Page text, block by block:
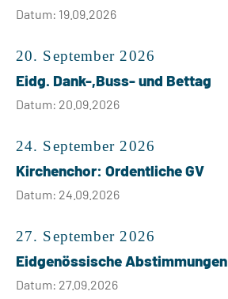
Datum: 19.09.2026
20. September 2026
Eidg. Dank-,Buss- und Bettag
Datum: 20.09.2026
24. September 2026
Kirchenchor: Ordentliche GV
Datum: 24.09.2026
27. September 2026
Eidgenössische Abstimmungen
Datum: 27.09.2026